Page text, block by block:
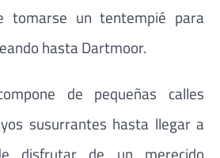
tomarse un tentempié para
hasta Dartmoor.
de pequeñas calles
susurrantes hasta llegar a
disfrutar de un merecido